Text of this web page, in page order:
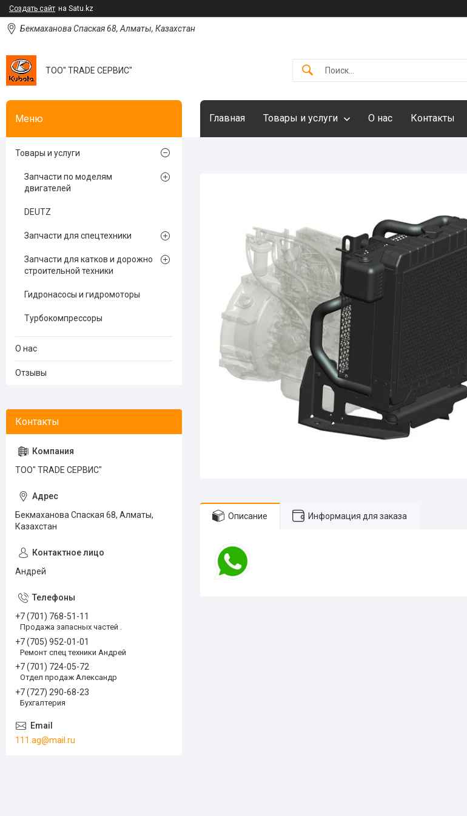
Создать сайт на Satu.kz
Бекмаханова Спаская 68, Алматы, Казахстан
ТОО" TRADE СЕРВИС"
Главная Товары и услуги О нас Контакты
Описание Информация для заказа
Товары и услуги
Запчасти по моделям
двигателей
DEUTZ
Запчасти для спецтехники
Запчасти для катков и дорожно
строительной техники
Гидронасосы и гидромоторы
Турбокомпрессоры
О нас
Отзывы
ТОО" TRADE СЕРВИС"
Бекмаханова Спаская 68, Алматы,
Казахстан
Андрей
+7 (701) 768-51-11
Продажа запасных частей .
+7 (705) 952-01-01
Ремонт спец техники Андрей
+7 (701) 724-05-72
Отдел продаж Александр
+7 (727) 290-68-23
Бухгалтерия
111.ag@mail.ru